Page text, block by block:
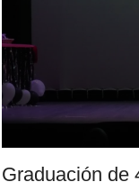
Graduación de